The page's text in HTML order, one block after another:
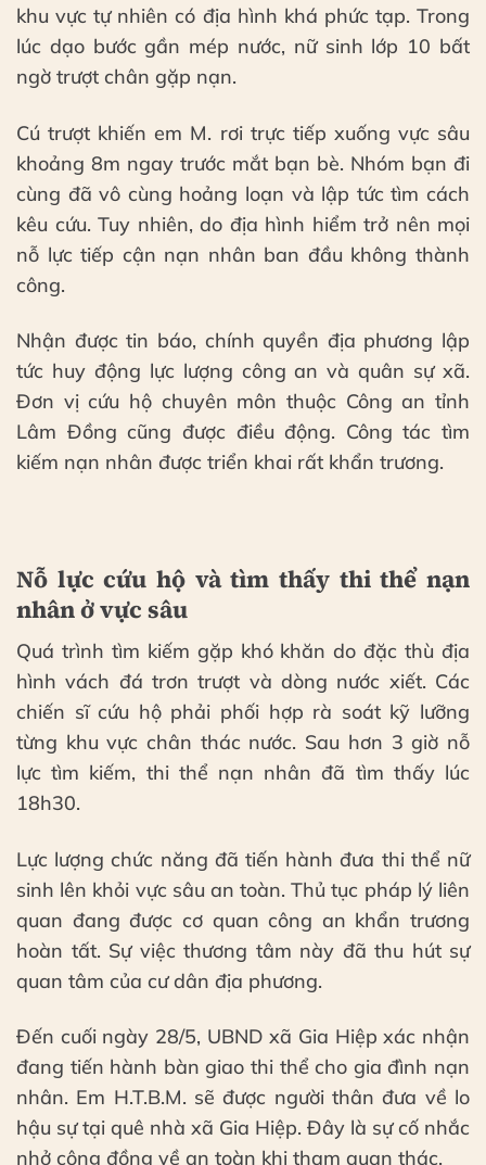
khu vực tự nhiên có địa hình khá phức tạp. Trong
lúc dạo bước gần mép nước, nữ sinh lớp 10 bất
ngờ trượt chân gặp nạn.
Cú trượt khiến em M. rơi trực tiếp xuống vực sâu
khoảng 8m ngay trước mắt bạn bè. Nhóm bạn đi
cùng đã vô cùng hoảng loạn và lập tức tìm cách
kêu cứu. Tuy nhiên, do địa hình hiểm trở nên mọi
nỗ lực tiếp cận nạn nhân ban đầu không thành
công.
Nhận được tin báo, chính quyền địa phương lập
tức huy động lực lượng công an và quân sự xã.
Đơn vị cứu hộ chuyên môn thuộc Công an tỉnh
Lâm Đồng cũng được điều động. Công tác tìm
kiếm nạn nhân được triển khai rất khẩn trương.
Nỗ lực cứu hộ và tìm thấy thi thể nạn
nhân ở vực sâu
Quá trình tìm kiếm gặp khó khăn do đặc thù địa
hình vách đá trơn trượt và dòng nước xiết. Các
chiến sĩ cứu hộ phải phối hợp rà soát kỹ lưỡng
từng khu vực chân thác nước. Sau hơn 3 giờ nỗ
lực tìm kiếm, thi thể nạn nhân đã tìm thấy lúc
18h30.
Lực lượng chức năng đã tiến hành đưa thi thể nữ
sinh lên khỏi vực sâu an toàn. Thủ tục pháp lý liên
quan đang được cơ quan công an khẩn trương
hoàn tất. Sự việc thương tâm này đã thu hút sự
quan tâm của cư dân địa phương.
Đến cuối ngày 28/5, UBND xã Gia Hiệp xác nhận
đang tiến hành bàn giao thi thể cho gia đình nạn
nhân. Em H.T.B.M. sẽ được người thân đưa về lo
hậu sự tại quê nhà xã Gia Hiệp. Đây là sự cố nhắc
nhở cộng đồng về an toàn khi tham quan thác.